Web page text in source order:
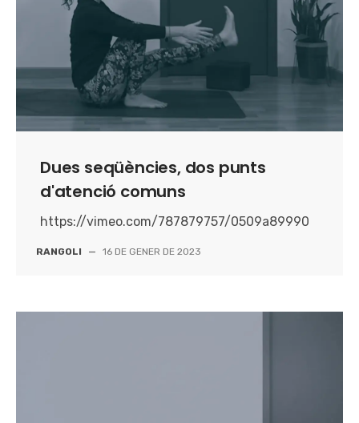
Dues seqüències, dos punts
d'atenció comuns
https://vimeo.com/787879757/0509a89990
RANGOLI — 16 DE GENER DE 2023